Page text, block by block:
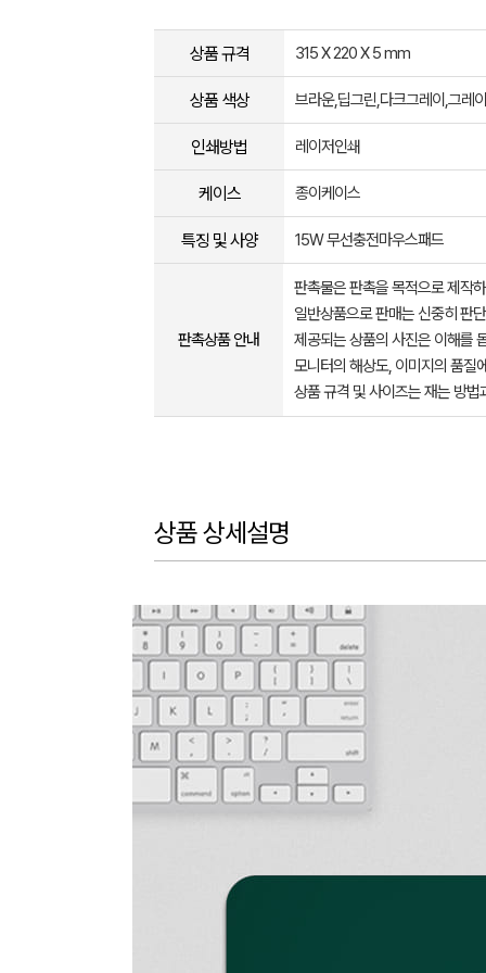
상품 규격 315 X 220 X 5 mm
상품 색상 브라운,딥그린,다크그레이,그레이
인쇄방법 레이저인쇄
케이스 종이케이스
특징 및 사양 15W 무선충전마우스패드
판촉상품 안내
판촉물은 판촉을 목적으로 제작
일반상품으로 판매는 신중히 판
제공되는 상품의 사진은 이해를
모니터의 해상도, 이미지의 품질
상품 규격 및 사이즈는 재는 방
상품 상세설명